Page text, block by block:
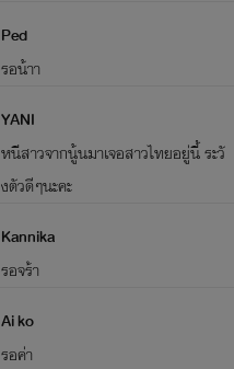
Ped
รอน้าา
YANI
หนีสาวจากนู้นมาเจอสาวไทยอยู่นี้ ระวั
งตัวดีๆนะคะ
Kannika
รอจร้า
Ai ko
รอค่า